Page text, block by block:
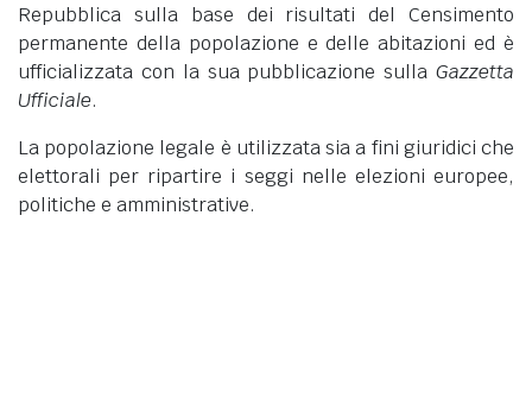
Repubblica sulla base dei risultati del Censimento
permanente della popolazione e delle abitazioni ed è
ufficializzata con la sua pubblicazione sulla Gazzetta
Ufficiale.
La popolazione legale è utilizzata sia a fini giuridici che
elettorali per ripartire i seggi nelle elezioni europee,
politiche e amministrative.